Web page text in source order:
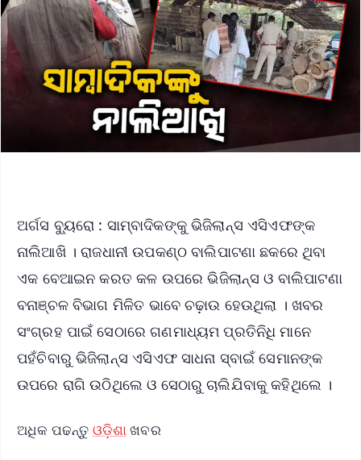
ଅର୍ଗସ ବ୍ୟୁରୋ : ସାମ୍ବାଦିକଙ୍କୁ ଭିଜିଲାନ୍ସ ଏସିଏଫଙ୍କ
ନାଲିଆଖି । ରାଜଧାନୀ ଉପକଣ୍ଠ ବାଲିପାଟଣା ଛକରେ ଥିବା
ଏକ ବେଆଇନ କରତ କଳ ଉପରେ ଭିଜିଲାନ୍ସ ଓ ବାଲିପାଟଣା
ବନାଞ୍ଚଳ ବିଭାଗ ମିଳିତ ଭାବେ ଚଢ଼ାଉ ହେଉଥିଲା । ଖବର
ସଂଗ୍ରହ ପାଇଁ ସେଠାରେ ଗଣମାଧ୍ୟମ ପ୍ରତିନିଧି ମାନେ
ପହଁଚିବାରୁ ଭିଜିଲାନ୍ସ ଏସିଏଫ ସାଧନା ସ୍ବାଇଁ ସେମାନଙ୍କ
ଉପରେ ରାଗି ଉଠିଥିଲେ ଓ ସେଠାରୁ ଚାଲିଯିବାକୁ କହିଥିଲେ ।
ଅଧିକ ପଢନ୍ତୁ ଓଡ଼ିଶା ଖବର